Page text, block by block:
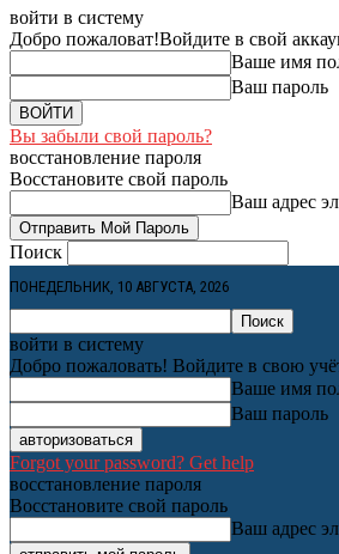
войти в систему
Добро пожаловат!Войдите в свой
Ваше имя
Ваш пароль
Вы забыли свой пароль?
восстановление пароля
Восстановите свой пароль
Ваш адрес
Поиск
ПОНЕДЕЛЬНИК, 10 АВГУСТА, 2026
войти в систему
Добро пожаловать! Войдите в свою
Ваше имя
Ваш пароль
Forgot your password? Get help
восстановление пароля
Восстановите свой пароль
Ваш адрес